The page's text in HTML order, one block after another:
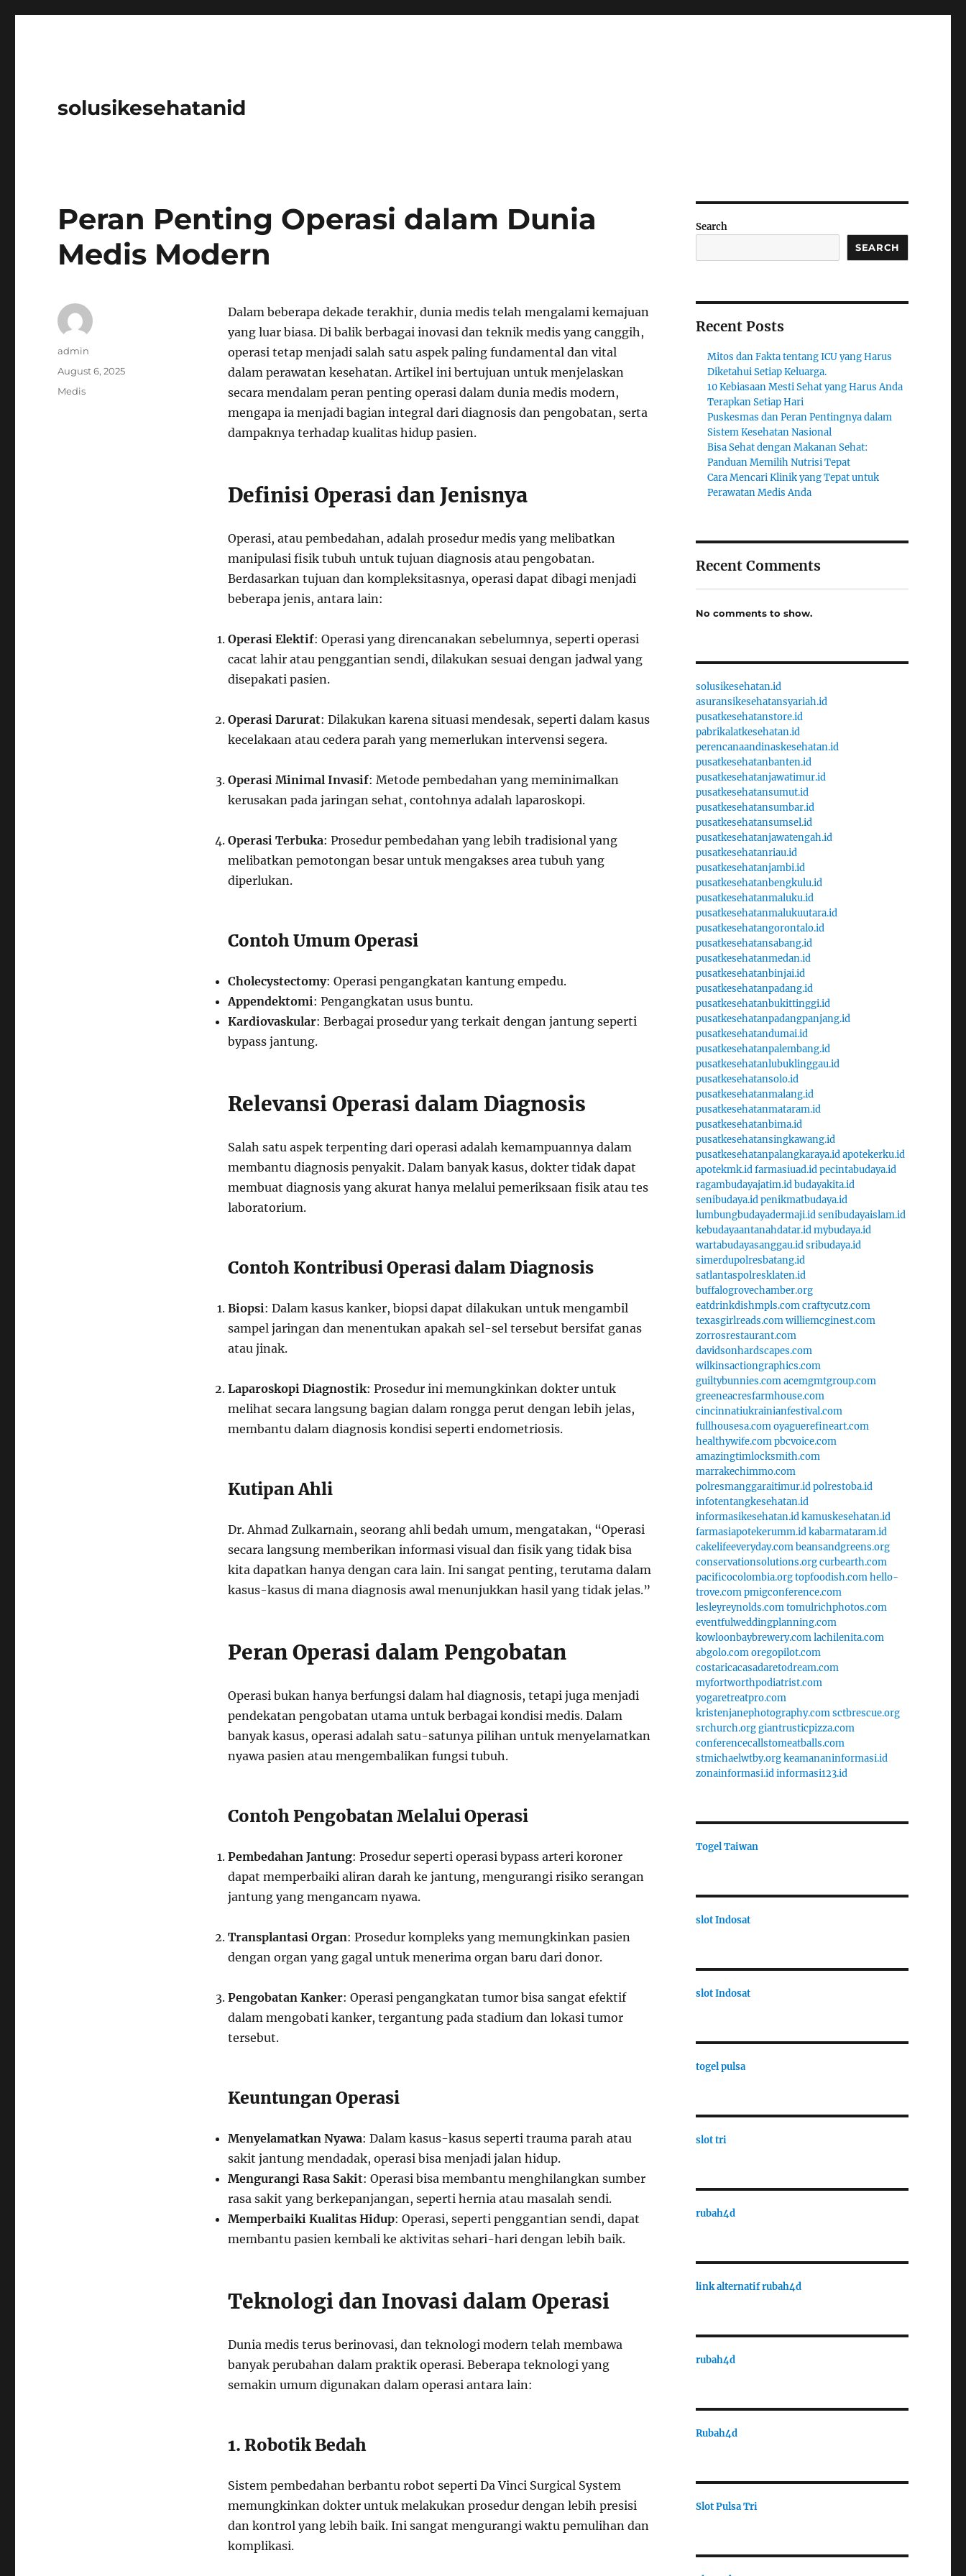
solusikesehatanid
Peran Penting Operasi dalam Dunia
Medis Modern
Dalam beberapa dekade terakhir, dunia medis telah mengalami kemajuan
yang luar biasa. Di balik berbagai inovasi dan teknik medis yang canggih,
operasi tetap menjadi salah satu aspek paling fundamental dan vital
dalam perawatan kesehatan. Artikel ini bertujuan untuk menjelaskan
secara mendalam peran penting operasi dalam dunia medis modern,
mengapa ia menjadi bagian integral dari diagnosis dan pengobatan, serta
dampaknya terhadap kualitas hidup pasien.
Definisi Operasi dan Jenisnya
Operasi, atau pembedahan, adalah prosedur medis yang melibatkan
manipulasi fisik tubuh untuk tujuan diagnosis atau pengobatan.
Berdasarkan tujuan dan kompleksitasnya, operasi dapat dibagi menjadi
beberapa jenis, antara lain:
Operasi Elektif: Operasi yang direncanakan sebelumnya, seperti operasi
cacat lahir atau penggantian sendi, dilakukan sesuai dengan jadwal yang
disepakati pasien.
Operasi Darurat: Dilakukan karena situasi mendesak, seperti dalam kasus
kecelakaan atau cedera parah yang memerlukan intervensi segera.
Operasi Minimal Invasif: Metode pembedahan yang meminimalkan
kerusakan pada jaringan sehat, contohnya adalah laparoskopi.
Operasi Terbuka: Prosedur pembedahan yang lebih tradisional yang
melibatkan pemotongan besar untuk mengakses area tubuh yang
diperlukan.
Contoh Umum Operasi
Cholecystectomy: Operasi pengangkatan kantung empedu.
Appendektomi: Pengangkatan usus buntu.
Kardiovaskular: Berbagai prosedur yang terkait dengan jantung seperti
bypass jantung.
Relevansi Operasi dalam Diagnosis
Salah satu aspek terpenting dari operasi adalah kemampuannya dalam
membantu diagnosis penyakit. Dalam banyak kasus, dokter tidak dapat
membuat diagnosis yang akurat hanya melalui pemeriksaan fisik atau tes
laboratorium.
Contoh Kontribusi Operasi dalam Diagnosis
Biopsi: Dalam kasus kanker, biopsi dapat dilakukan untuk mengambil
sampel jaringan dan menentukan apakah sel-sel tersebut bersifat ganas
atau jinak.
Laparoskopi Diagnostik: Prosedur ini memungkinkan dokter untuk
melihat secara langsung bagian dalam rongga perut dengan lebih jelas,
membantu dalam diagnosis kondisi seperti endometriosis.
Kutipan Ahli
Dr. Ahmad Zulkarnain, seorang ahli bedah umum, mengatakan, “Operasi
secara langsung memberikan informasi visual dan fisik yang tidak bisa
kita dapatkan hanya dengan cara lain. Ini sangat penting, terutama dalam
kasus-kasus di mana diagnosis awal menunjukkan hasil yang tidak jelas.”
Peran Operasi dalam Pengobatan
Operasi bukan hanya berfungsi dalam hal diagnosis, tetapi juga menjadi
pendekatan pengobatan utama untuk berbagai kondisi medis. Dalam
banyak kasus, operasi adalah satu-satunya pilihan untuk menyelamatkan
nyawa pasien atau mengembalikan fungsi tubuh.
Contoh Pengobatan Melalui Operasi
Pembedahan Jantung: Prosedur seperti operasi bypass arteri koroner
dapat memperbaiki aliran darah ke jantung, mengurangi risiko serangan
jantung yang mengancam nyawa.
Transplantasi Organ: Prosedur kompleks yang memungkinkan pasien
dengan organ yang gagal untuk menerima organ baru dari donor.
Pengobatan Kanker: Operasi pengangkatan tumor bisa sangat efektif
dalam mengobati kanker, tergantung pada stadium dan lokasi tumor
tersebut.
Keuntungan Operasi
Menyelamatkan Nyawa: Dalam kasus-kasus seperti trauma parah atau
sakit jantung mendadak, operasi bisa menjadi jalan hidup.
Mengurangi Rasa Sakit: Operasi bisa membantu menghilangkan sumber
rasa sakit yang berkepanjangan, seperti hernia atau masalah sendi.
Memperbaiki Kualitas Hidup: Operasi, seperti penggantian sendi, dapat
membantu pasien kembali ke aktivitas sehari-hari dengan lebih baik.
Teknologi dan Inovasi dalam Operasi
Dunia medis terus berinovasi, dan teknologi modern telah membawa
banyak perubahan dalam praktik operasi. Beberapa teknologi yang
semakin umum digunakan dalam operasi antara lain:
1. Robotik Bedah
Sistem pembedahan berbantu robot seperti Da Vinci Surgical System
memungkinkan dokter untuk melakukan prosedur dengan lebih presisi
dan kontrol yang lebih baik. Ini sangat mengurangi waktu pemulihan dan
komplikasi.
Author
admin
Posted
August 6, 2025
Categories
Medis
Search
SEARCH
Recent Posts
Mitos dan Fakta tentang ICU yang Harus
Diketahui Setiap Keluarga.
10 Kebiasaan Mesti Sehat yang Harus Anda
Terapkan Setiap Hari
Puskesmas dan Peran Pentingnya dalam
Sistem Kesehatan Nasional
Bisa Sehat dengan Makanan Sehat:
Panduan Memilih Nutrisi Tepat
Cara Mencari Klinik yang Tepat untuk
Perawatan Medis Anda
Recent Comments
No comments to show.
solusikesehatan.id
asuransikesehatansyariah.id
pusatkesehatanstore.id
pabrikalatkesehatan.id
perencanaandinaskesehatan.id
pusatkesehatanbanten.id
pusatkesehatanjawatimur.id
pusatkesehatansumut.id
pusatkesehatansumbar.id
pusatkesehatansumsel.id
pusatkesehatanjawatengah.id
pusatkesehatanriau.id
pusatkesehatanjambi.id
pusatkesehatanbengkulu.id
pusatkesehatanmaluku.id
pusatkesehatanmalukuutara.id
pusatkesehatangorontalo.id
pusatkesehatansabang.id
pusatkesehatanmedan.id
pusatkesehatanbinjai.id
pusatkesehatanpadang.id
pusatkesehatanbukittinggi.id
pusatkesehatanpadangpanjang.id
pusatkesehatandumai.id
pusatkesehatanpalembang.id
pusatkesehatanlubuklinggau.id
pusatkesehatansolo.id
pusatkesehatanmalang.id
pusatkesehatanmataram.id
pusatkesehatanbima.id
pusatkesehatansingkawang.id
pusatkesehatanpalangkaraya.idapotekerku.id
apotekmk.idfarmasiuad.idpecintabudaya.id
ragambudayajatim.idbudayakita.id
senibudaya.idpenikmatbudaya.id
lumbungbudayadermaji.idsenibudayaislam.id
kebudayaantanahdatar.idmybudaya.id
wartabudayasanggau.idsribudaya.id
simerdupolresbatang.id
satlantaspolresklaten.id
buffalogrovechamber.org
eatdrinkdishmpls.comcraftycutz.com
texasgirlreads.comwilliemcginest.com
zorrosrestaurant.com
davidsonhardscapes.com
wilkinsactiongraphics.com
guiltybunnies.comacemgmtgroup.com
greeneacresfarmhouse.com
cincinnatiukrainianfestival.com
fullhousesa.comoyaguerefineart.com
healthywife.compbcvoice.com
amazingtimlocksmith.com
marrakechimmo.com
polresmanggaraitimur.idpolrestoba.id
infotentangkesehatan.id
informasikesehatan.idkamuskesehatan.id
farmasiapotekerumm.idkabarmataram.id
cakelifeeveryday.combeansandgreens.org
conservationsolutions.orgcurbearth.com
pacificocolombia.orgtopfoodish.comhello-
trove.compmigconference.com
lesleyreynolds.comtomulrichphotos.com
eventfulweddingplanning.com
kowloonbaybrewery.comlachilenita.com
abgolo.comoregopilot.com
costaricacasadaretodream.com
myfortworthpodiatrist.com
yogaretreatpro.com
kristenjanephotography.comsctbrescue.org
srchurch.orggiantrusticpizza.com
conferencecallstomeatballs.com
stmichaelwtby.orgkeamananinformasi.id
zonainformasi.idinformasi123.id
Togel Taiwan
slot Indosat
slot Indosat
togel pulsa
slot tri
rubah4d
link alternatif rubah4d
rubah4d
Rubah4d
Slot Pulsa Tri